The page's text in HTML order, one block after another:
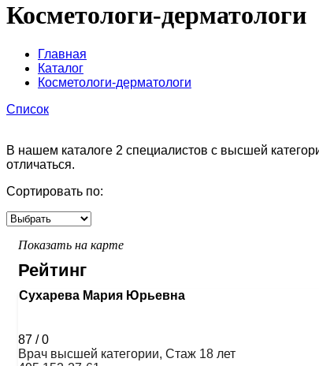
Косметологи-дерматологи
Главная
Каталог
Косметологи-дерматологи
Список
В нашем каталоге 2 специалистов с высшей
отличаться.
Сортировать по:
Показать на карте
Рейтинг
Сухарева Мария Юрьевна
87 /0
Врач высшей категории, Стаж 18 лет